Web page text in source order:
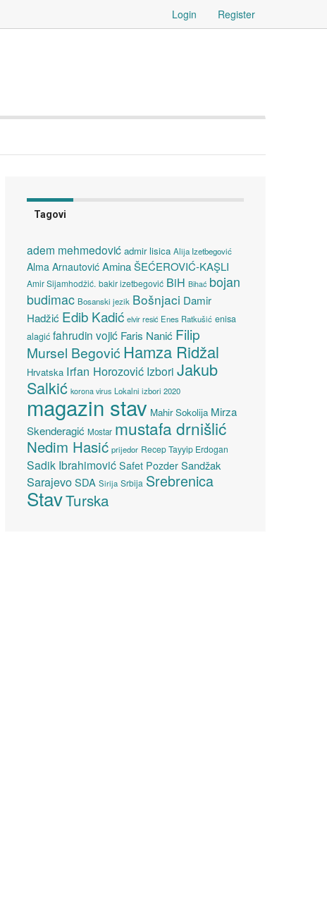
Login Register
Tagovi
adem mehmedović admir lisica Alija Izetbegović
Alma Arnautović Amina ŠEĆEROVIĆ-KAŞLI
Amir Sijamhodžić. bakir izetbegović BiH Bihać bojan
budimac Bosanski jezik Bošnjaci Damir
Hadžić Edib Kadić elvir resić Enes Ratkušić enisa
alagić fahrudin vojić Faris Nanić Filip
Mursel Begović Hamza Ridžal
Hrvatska Irfan Horozović Izbori Jakub
Salkić korona virus Lokalni izbori 2020
magazin stav Mahir Sokolija Mirza
Skenderagić Mostar mustafa drnišlić
Nedim Hasić prijedor Recep Tayyip Erdogan
Sadik Ibrahimović Safet Pozder Sandžak
SarajevoSDA Sirija Srbija Srebrenica
StavTurska